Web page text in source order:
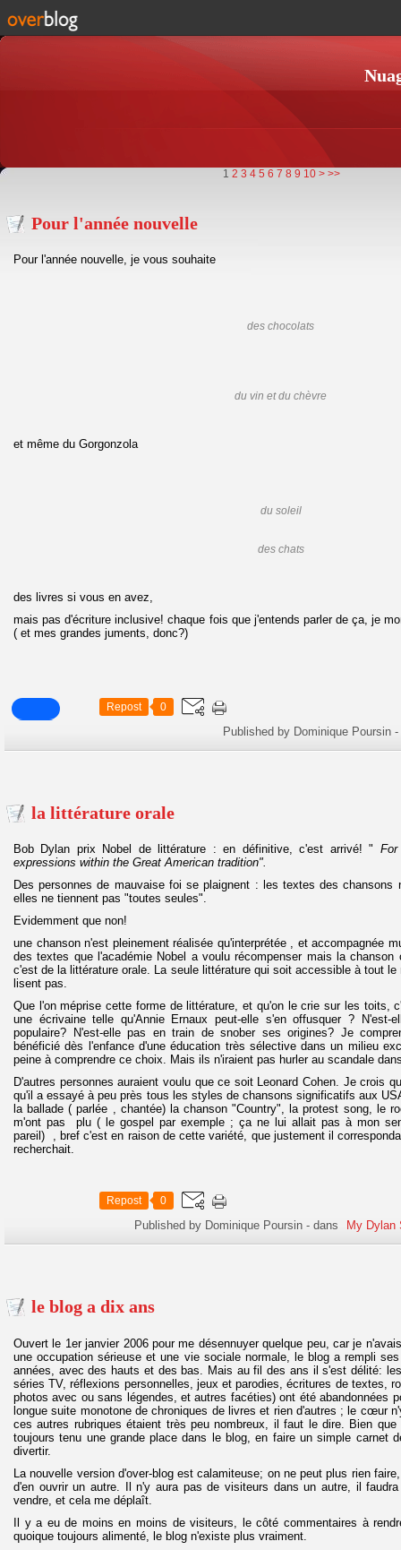
1 2 3 4 5 6 7 8 9 10 > >>
Pour l'année nouvelle
Pour l'année nouvelle, je vous souhaite
des chocolats
du vin et du chèvre
et même du Gorgonzola
du soleil
des chats
des livres si vous en avez,
mais pas d'écriture inclusive! chaque fois que j'entends parler de ça, je
( et mes grandes juments, donc?)
Repost 0
Published by Dominique Poursin -
la littérature orale
Bob Dylan prix Nobel de littérature : en définitive, c'est arrivé! "
expressions within the Great American tradition".
Des personnes de mauvaise foi se plaignent : les textes des chansons
elles ne tiennent pas "toutes seules".
Evidemment que non!
une chanson n'est pleinement réalisée qu'interprétée , et accompagnée
des textes que l'académie Nobel a voulu récompenser mais la chanson
c'est de la littérature orale. La seule littérature qui soit accessible à tout
lisent pas.
Que l'on méprise cette forme de littérature, et qu'on le crie sur les toits,
une écrivaine telle qu'Annie Ernaux peut-elle s'en offusquer ? N'est-
populaire? N'est-elle pas en train de snober ses origines? Je
bénéficié dès l'enfance d'une éducation très sélective dans un milieu
peine à comprendre ce choix. Mais ils n'iraient pas hurler au scandale
D'autres personnes auraient voulu que ce soit Leonard Cohen. Je crois
qu'il a essayé à peu près tous les styles de chansons significatifs aux
la ballade ( parlée , chantée) la chanson "Country", la protest song, le
m'ont pas plu ( le gospel par exemple ; ça ne lui allait pas à mon
pareil) , bref c'est en raison de cette variété, que justement il
recherchait.
Repost 0
Published by Dominique Poursin -dans My Dylan
le blog a dix ans
Ouvert le 1er janvier 2006 pour me désennuyer quelque peu, car je
une occupation sérieuse et une vie sociale normale, le blog a rempli
années, avec des hauts et des bas. Mais au fil des ans il s'est délité:
séries TV, réflexions personnelles, jeux et parodies, écritures de textes,
photos avec ou sans légendes, et autres facéties) ont été abandonnées
longue suite monotone de chroniques de livres et rien d'autres ; le cœur
ces autres rubriques étaient très peu nombreux, il faut le dire. Bien
toujours tenu une grande place dans le blog, en faire un simple carnet
divertir.
La nouvelle version d'over-blog est calamiteuse; on ne peut plus rien
d'en ouvrir un autre. Il n'y aura pas de visiteurs dans un autre, il
vendre, et cela me déplaît.
Il y a eu de moins en moins de visiteurs, le côté commentaires à
quoique toujours alimenté, le blog n'existe plus vraiment.